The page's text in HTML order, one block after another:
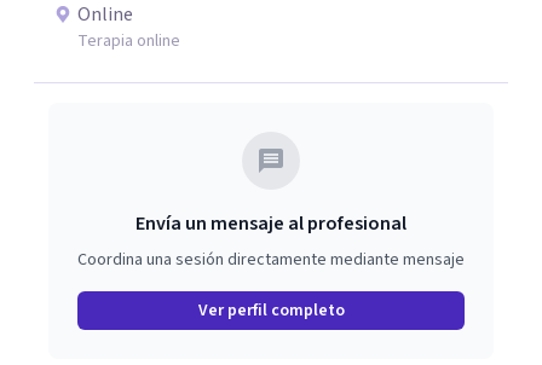
emociones, integrando herramientas basadas en
evidencia con una comprensión profunda de la historia y
Online
Terapia online
Envía un mensaje al profesional
Coordina una sesión directamente mediante mensaje
Ver perfil completo